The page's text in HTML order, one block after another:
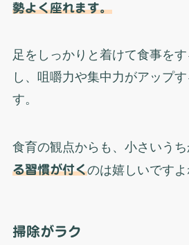
勢よく座れます。
足をしっかりと着けて食事を
し、咀嚼力や集中力がアップ
す。
食育の観点からも、小さいうち
る習慣が付くのは嬉しいですよ
掃除がラク